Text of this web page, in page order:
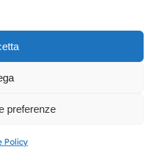
preferenze
Policy
presso il tribunale di
Si nega l’utilizzo delle